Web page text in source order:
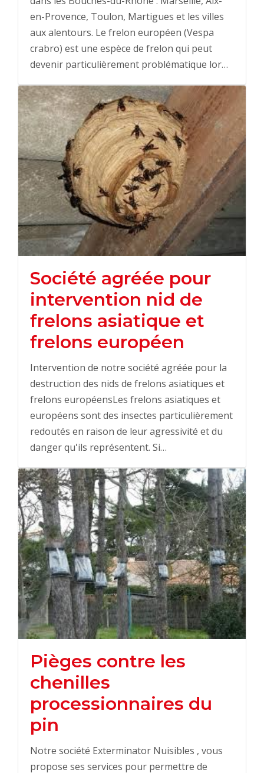
en-Provence, Toulon, Martigues et les villes
aux alentours. Le frelon européen (Vespa
crabro) est une espèce de frelon qui peut
devenir particulièrement problématique lor…
Société agréée pour
intervention nid de
frelons asiatique et
frelons européen
Intervention de notre société agréée pour la
destruction des nids de frelons asiatiques et
frelons européensLes frelons asiatiques et
européens sont des insectes particulièrement
redoutés en raison de leur agressivité et du
danger qu'ils représentent. Si…
Pièges contre les
chenilles
processionnaires du
pin
Notre société Exterminator Nuisibles , vous
propose ses services pour permettre de